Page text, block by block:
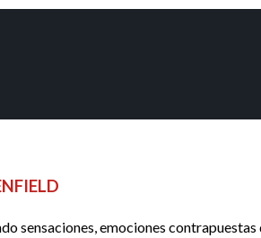
sensaciones, emociones